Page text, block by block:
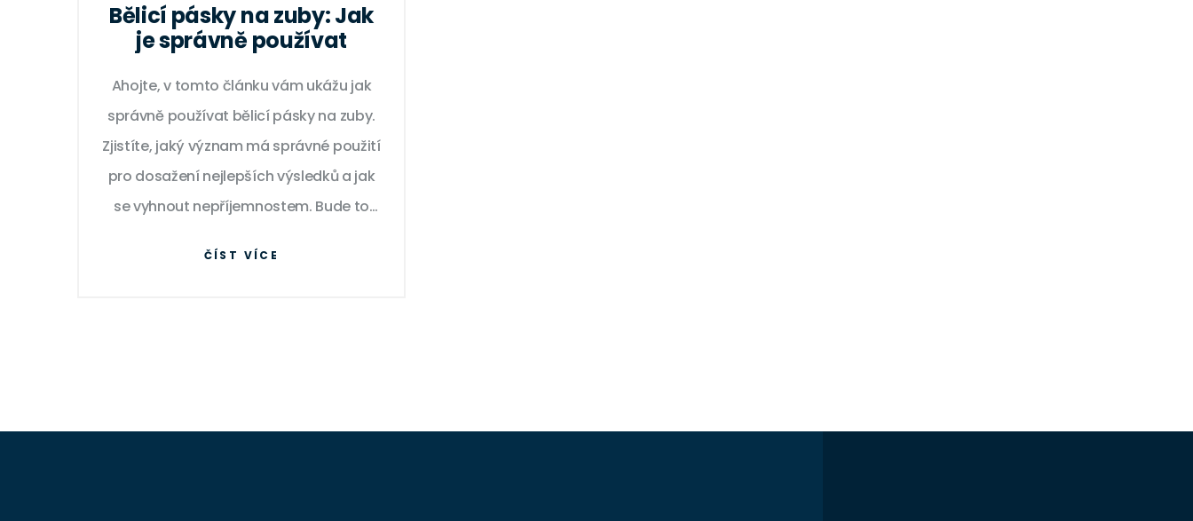
Bělicí pásky na zuby: Jak
je správně používat
Ahojte, v tomto článku vám ukážu jak
správně používat bělicí pásky na zuby.
Zjistíte, jaký význam má správné použití
pro dosažení nejlepších výsledků a jak
se vyhnout nepříjemnostem. Bude to
ČÍST VÍCE